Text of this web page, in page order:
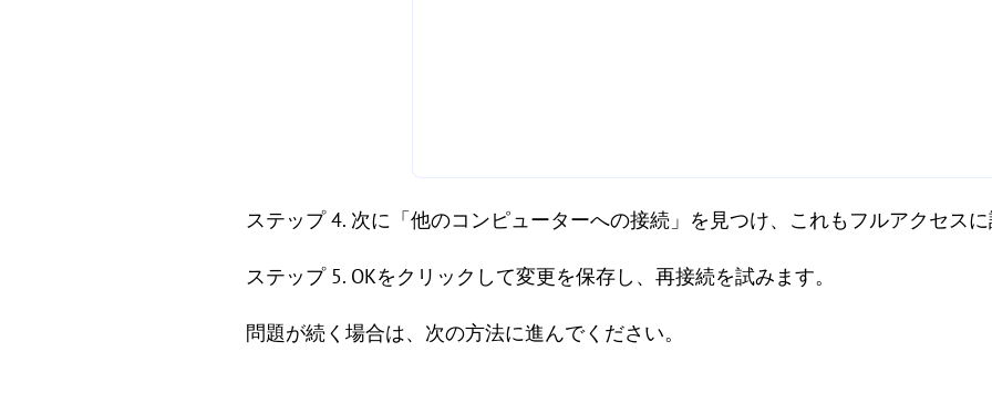
ステップ 4. 次に「他のコンピューターへの接続」を見つけ、これもフルアクセスに
ステップ 5. OKをクリックして変更を保存し、再接続を試みます。
問題が続く場合は、次の方法に進んでください。